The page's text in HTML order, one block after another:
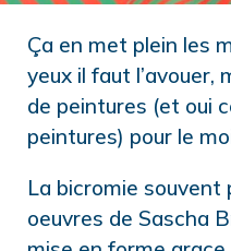
Ça en met plein les
yeux il faut l’avouer,
de peintures (et oui
peintures) pour le
La bicromie souvent
oeuvres de Sascha